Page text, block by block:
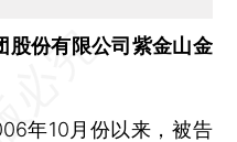
股份有限公司紫金山金
年10月份以来，被告